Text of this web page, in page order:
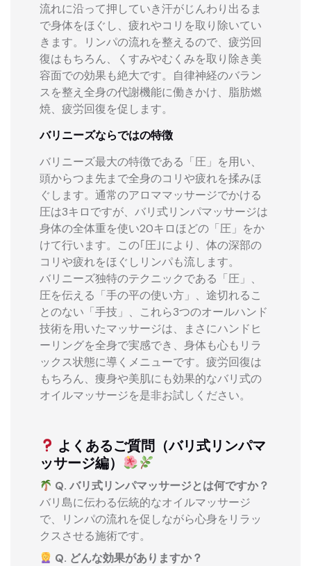
流れに沿って押していき汗がじんわり出るま
で身体をほぐし、疲れやコリを取り除いてい
きます。リンパの流れを整えるので、疲労回
復はもちろん、くすみやむくみを取り除き美
容面での効果も絶大です。自律神経のバラン
スを整え全身の代謝機能に働きかけ、脂肪燃
焼、疲労回復を促します。
バリニーズならではの特徴
バリニーズ最大の特徴である「圧」を用い、
頭からつま先まで全身のコリや疲れを揉みほ
ぐします。通常のアロママッサージでかける
圧は3キロですが、バリ式リンパマッサージは
身体の全体重を使い20キロほどの「圧」をか
けて行います。この｢圧｣により、体の深部の
コリや疲れをほぐしリンパも流します。
バリニーズ独特のテクニックである「圧」、
圧を伝える「手の平の使い方」、途切れるこ
とのない「手技」、これら3つのオールハンド
技術を用いたマッサージは、まさにハンドヒ
ーリングを全身で実感でき、身体も心もリラ
ックス状態に導くメニューです。疲労回復は
もちろん、痩身や美肌にも効果的なバリ式の
オイルマッサージを是非お試しください。
よくあるご質問（バリ式リンパマ
ッサージ編）
Q. バリ式リンパマッサージとは何ですか？
バリ島に伝わる伝統的なオイルマッサージ
で、リンパの流れを促しながら心身をリラッ
クスさせる施術です。
Q. どんな効果がありますか？